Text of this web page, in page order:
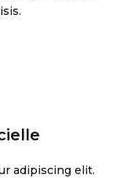
adipiscing elit.